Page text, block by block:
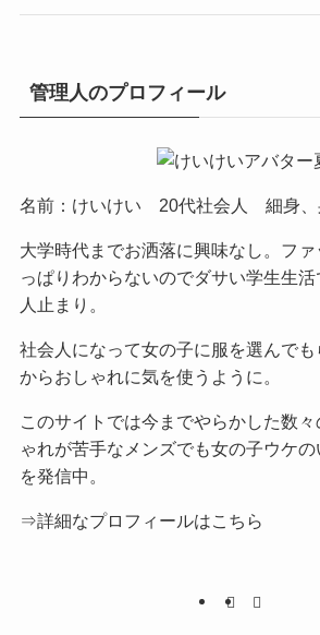
管理人のプロフィール
名前：けいけい 20代社会人 細身、
大学時代までお洒落に興味なし。フ
っぱりわからないのでダサい学生生
人止まり。
社会人になって女の子に服を選んで
からおしゃれに気を使うように。
このサイトでは今までやらかした数
ゃれが苦手なメンズでも女の子ウケ
を発信中。
⇒詳細なプロフィールはこちら